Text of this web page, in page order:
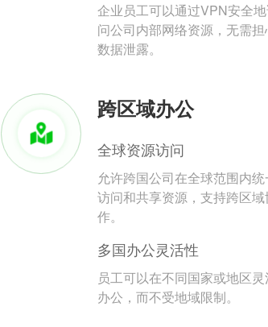
企业员工可以通过VPN安全
问公司内部网络资源，无需
数据泄露。
跨区域办公
全球资源访问
允许跨国公司在全球范围内统
访问和共享资源，支持跨区域
作。
多国办公灵活性
员工可以在不同国家或地区
办公，而不受地域限制。